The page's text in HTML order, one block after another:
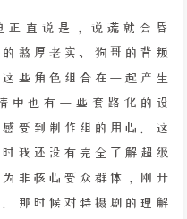
正直说是，说谎就会昏
憨厚老实、狗哥的背叛
些角色组合在一起产生
中也有一些套路化的设
受到制作组的用心。这
我还没有完全了解超级
非核心受众群体，刚开
那时候对特摄剧的理解